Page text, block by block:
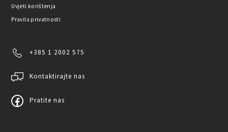
Uvjeti korištenja
Pravila privatnosti
+385 1 2002 575
Kontaktirajte nas
Pratite nas